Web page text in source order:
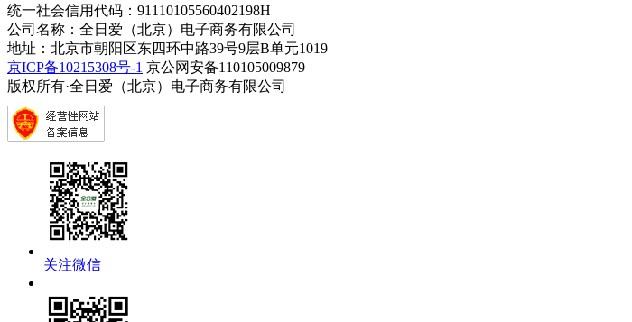
统一社会信用代码：91110105560402198H
公司名称：全日爱（北京）电子商务有限公司
地址：北京市朝阳区东四环中路39号9层B单元1019
京ICP备10215308号-1 京公网安备110105009879
版权所有·全日爱（北京）电子商务有限公司
关注微信